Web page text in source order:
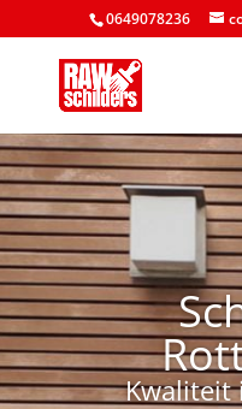
0649078236
Kwaliteit